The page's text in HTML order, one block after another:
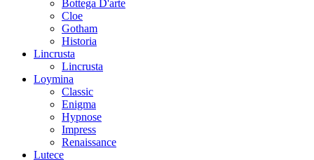
Bottega D'arte
Cloe
Gotham
Historia
Lincrusta
Lincrusta
Loymina
Classic
Enigma
Hypnose
Impress
Renaissance
Lutece